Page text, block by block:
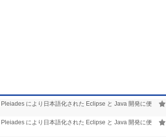
Pleiades により日本語化された Eclipse と Java 開発に便
Pleiades により日本語化された Eclipse と Java 開発に便